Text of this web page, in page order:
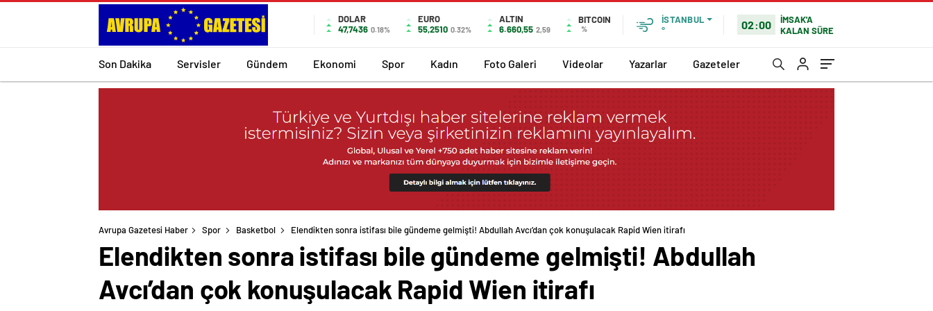
DOLAR
47,7436 0.18%
EURO
55,2510 0.32%
ALTIN
6.660,55 2,59
BITCOIN
%
İSTANBUL
°
02:00
İMSAK'A
KALAN SÜRE
Son Dakika Servisler Gündem Ekonomi Spor Kadın Foto Galeri Videolar Yazarlar Gazeteler
Avrupa Gazetesi Haber Spor Basketbol Elendikten sonra istifası bile gündeme gelmişti! Abdullah Avcı’dan çok konuşulacak Rapid Wien itirafı
Elendikten sonra istifası bile gündeme gelmişti! Abdullah
Avcı’dan çok konuşulacak Rapid Wien itirafı